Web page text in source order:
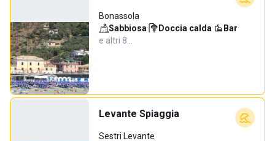
Bonassola
Sabbiosa· Doccia calda· Bar·
e altri 8…
Levante Spiaggia
Sestri Levante